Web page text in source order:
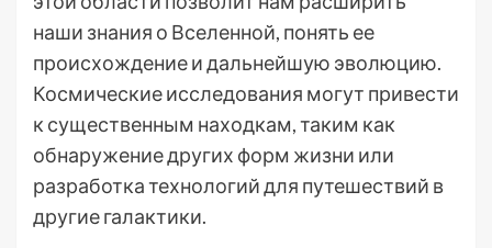
наши знания о Вселенной, понять ее
происхождение и дальнейшую эволюцию.
Космические исследования могут привести
к существенным находкам, таким как
обнаружение других форм жизни или
разработка технологий для путешествий в
другие галактики.